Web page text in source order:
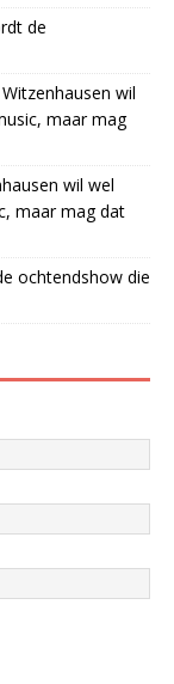
de
wil
maar mag
wil wel
maar mag dat
ochtendshow die